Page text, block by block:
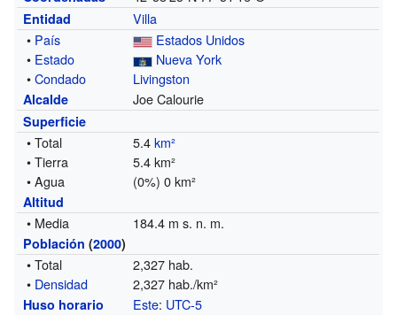
Entidad
Villa
• País
Estados Unidos
• Estado
Nueva York
•Condado Livingston
Alcalde Joe Calourie
Superficie
• Total 5.4km²
• Tierra
5.4 km²
• Agua
(0%) 0 km²
Altitud
• Media 184.4 m s. n. m.
Población (2000)
• Total
2,327 hab.
• Densidad 2,327 hab./km²
Huso horario Este: UTC-5